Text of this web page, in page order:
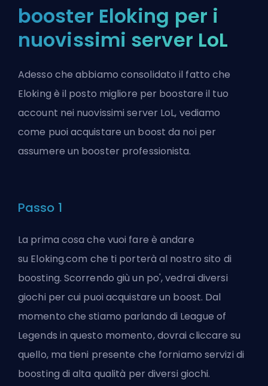
booster Eloking per i
nuovissimi server LoL
Adesso che abbiamo consolidato il fatto che
Eloking è il posto migliore per boostare il tuo
account nei nuovissimi server LoL, vediamo
come puoi acquistare un boost da noi per
assumere un booster professionista.
Passo 1
La prima cosa che vuoi fare è andare
su Eloking.com che ti porterà al nostro sito di
boosting. Scorrendo giù un po', vedrai diversi
giochi per cui puoi acquistare un boost. Dal
momento che stiamo parlando di League of
Legends in questo momento, dovrai cliccare su
quello, ma tieni presente che forniamo servizi di
boosting di alta qualità per diversi giochi.